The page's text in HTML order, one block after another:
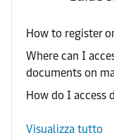
How to register
Where can I
documents on
How do I access
Visualizza tutto